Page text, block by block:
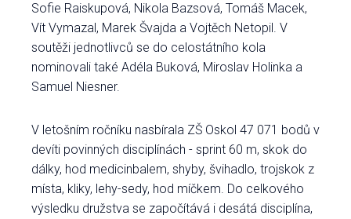
Sofie Raiskupová, Nikola Bazsová, Tomáš Macek,
Vít Vymazal, Marek Švajda a Vojtěch Netopil. V
soutěži jednotlivců se do celostátního kola
nominovali také Adéla Buková, Miroslav Holinka a
Samuel Niesner.
V letošním ročníku nasbírala ZŠ Oskol 47 071 bodů v
devíti povinných disciplínách - sprint 60 m, skok do
dálky, hod medicinbalem, shyby, švihadlo, trojskok z
místa, kliky, lehy-sedy, hod míčkem. Do celkového
výsledku družstva se započítává i desátá disciplína,